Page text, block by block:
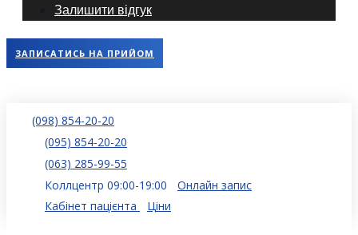
Залишити відгук
ЗАПИСАТИСЬ НА ПРИЙОМ
(098) 854-20-20
(095) 854-20-20
(063) 285-99-55
Коллцентр 09:00-19:00
Онлайн запис
Кабінет пацієнта
Ціни